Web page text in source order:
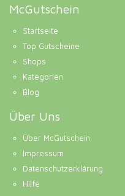
McGutschein
Startseite
Top Gutscheine
Shops
Kategorien
Blog
Über Uns
Über McGutschein
Impressum
Datenschutzerklärung
Hilfe